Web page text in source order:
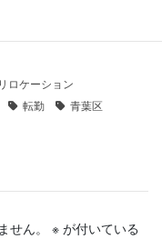
リロケーション
転勤 青葉区
ん。 ※ が付いている